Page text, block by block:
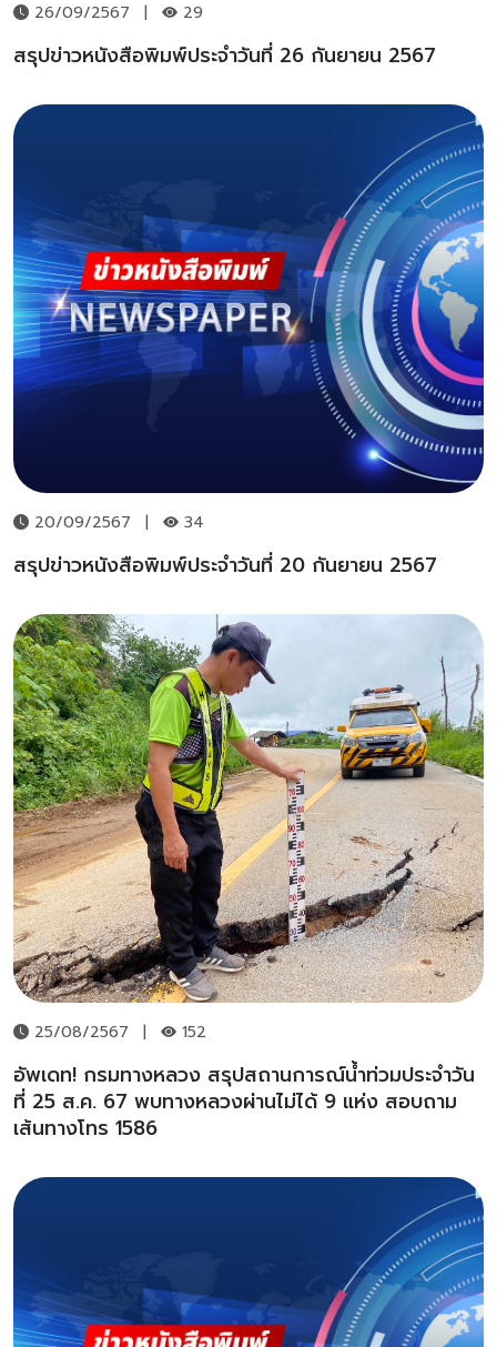
26/09/2567 | 29
สรุปข่าวหนังสือพิมพ์ประจำวันที่ 26 กันยายน 2567
20/09/2567 | 34
สรุปข่าวหนังสือพิมพ์ประจำวันที่ 20 กันยายน 2567
25/08/2567 | 152
อัพเดท! กรมทางหลวง สรุปสถานการณ์น้ำท่วมประจำวัน
ที่ 25 ส.ค. 67 พบทางหลวงผ่านไม่ได้ 9 แห่ง สอบถาม
เส้นทางโทร 1586